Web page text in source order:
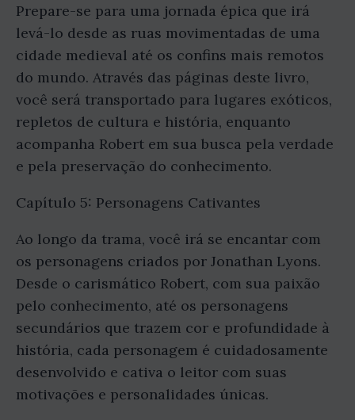
Prepare-se para uma jornada épica que irá
levá-lo desde as ruas movimentadas de uma
cidade medieval até os confins mais remotos
do mundo. Através das páginas deste livro,
você será transportado para lugares exóticos,
repletos de cultura e história, enquanto
acompanha Robert em sua busca pela verdade
e pela preservação do conhecimento.
Capítulo 5: Personagens Cativantes
Ao longo da trama, você irá se encantar com
os personagens criados por Jonathan Lyons.
Desde o carismático Robert, com sua paixão
pelo conhecimento, até os personagens
secundários que trazem cor e profundidade à
história, cada personagem é cuidadosamente
desenvolvido e cativa o leitor com suas
motivações e personalidades únicas.